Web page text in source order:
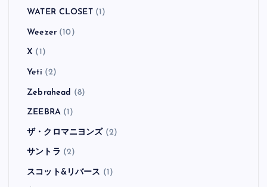
WATER CLOSET(1)
Weezer(10)
X (1)
Yeti (2)
Zebrahead (8)
ZEEBRA(1)
ザ・クロマニヨンズ(2)
サントラ (2)
スコット&リバース (1)